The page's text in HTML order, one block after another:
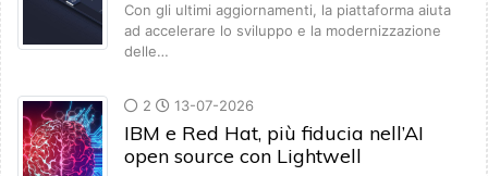
Con gli ultimi aggiornamenti, la piattaforma aiuta
ad accelerare lo sviluppo e la modernizzazione
delle…
2 13-07-2026
IBM e Red Hat, più fiducia nell’AI
open source con Lightwell